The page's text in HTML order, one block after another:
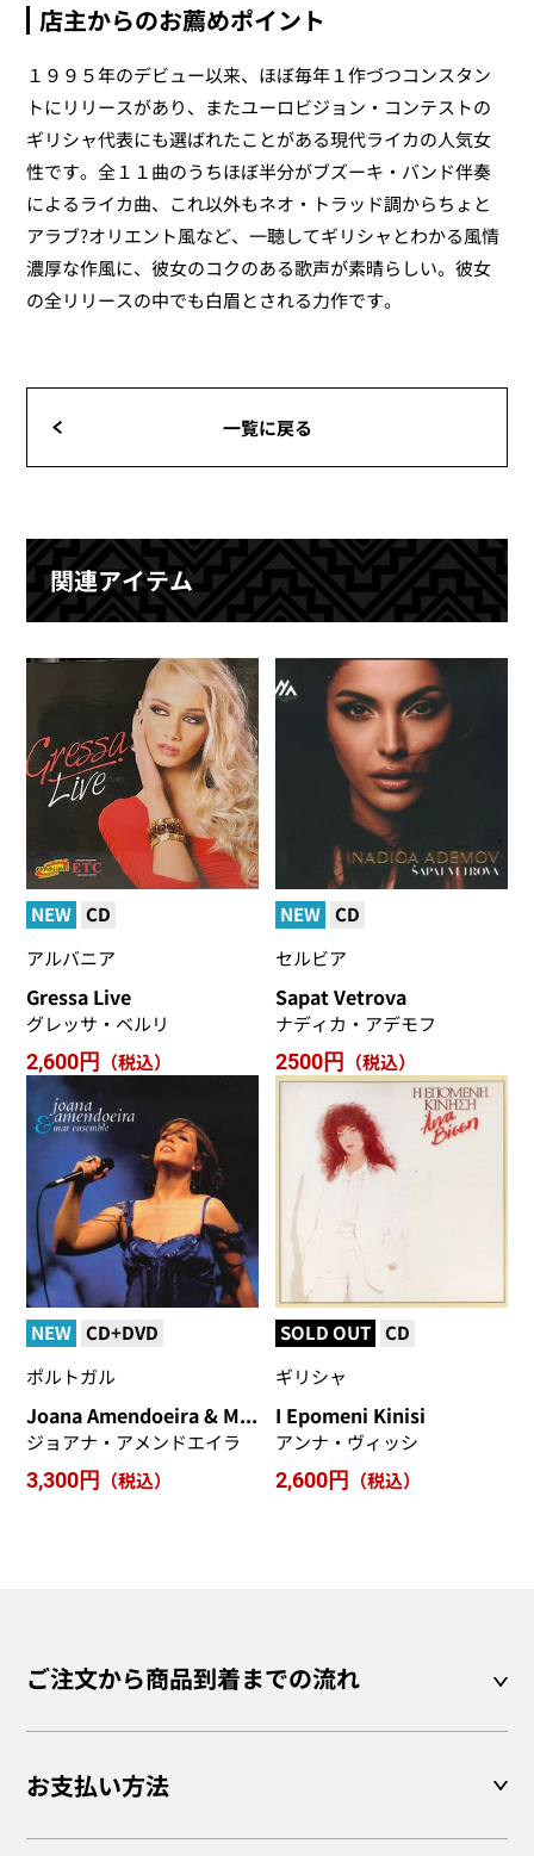
店主からのお薦めポイント
１９９５年のデビュー以来、ほぼ毎年１作づつコンスタン
トにリリースがあり、またユーロビジョン・コンテストの
ギリシャ代表にも選ばれたことがある現代ライカの人気女
性です。全１１曲のうちほぼ半分がブズーキ・バンド伴奏
によるライカ曲、これ以外もネオ・トラッド調からちょと
アラブ?オリエント風など、一聴してギリシャとわかる風情
濃厚な作風に、彼女のコクのある歌声が素晴らしい。彼女
の全リリースの中でも白眉とされる力作です。
一覧に戻る
関連アイテム
NEW CD
アルバニア
Gressa Live
グレッサ・ベルリ
2,600円
（税込）
NEW CD
セルビア
Sapat Vetrova
ナディカ・アデモフ
2500円
（税込）
NEW CD+DVD
ポルトガル
Joana Amendoeira & Mar Ensemble
ジョアナ・アメンドエイラ
3,300円
（税込）
SOLD OUT CD
ギリシャ
I Epomeni Kinisi
アンナ・ヴィッシ
2,600円
（税込）
ご注文から商品到着までの流れ
お支払い方法